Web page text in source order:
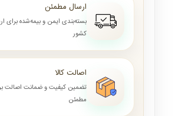
ارسال مطمئن
بسته‌بندی ایمن و بیمه‌شده برای
کشور
اصالت کالا
تضمین کیفیت و ضمانت اصالت
مطمئن